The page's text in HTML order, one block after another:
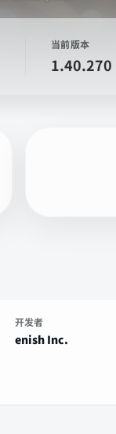
当前版本
1.40.270
开发者
enish Inc.